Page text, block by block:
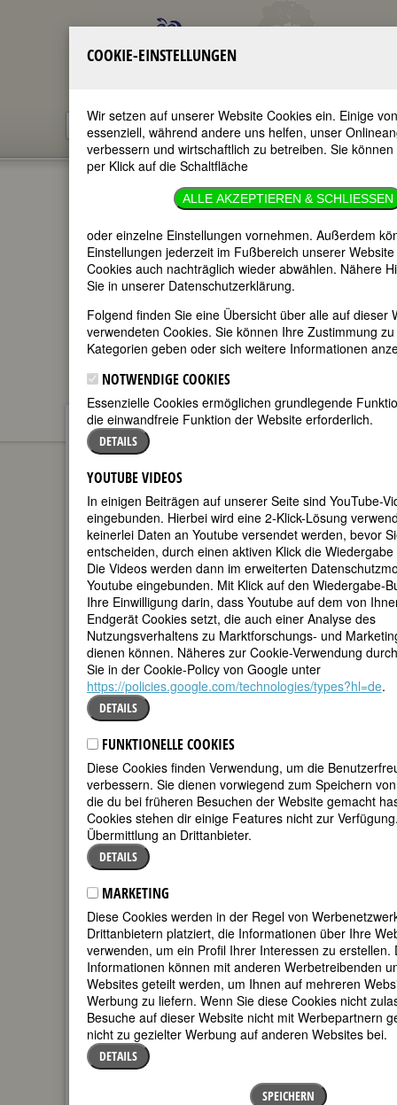
DOROTHEA
CHRISTIANE
ERXLEBEN
im ganzen Text
nur in Titeln
BIOGRAPHIEN
Erxleben
Christiane
Leporin
[Geburtsname])
geboren am 13. November 1715 in
Quedlinburg
gestorben am 13. Juni 1762 in
Quedlinburg
deutsche Ärztin
310. Geburtstag am 13. November
2025
Biografie•Zitate
BIOGRAFIE
teilen
tweet
mail
COOKIE-EINSTELLUNGEN
Wir setzen auf unserer Website Cookies ein. Einige
essenziell, während andere uns helfen, unser
verbessern und wirtschaftlich zu betreiben. Sie
per Klick auf die Schaltfläche
ALLE AKZEPTIEREN & SCHLIESSEN
oder einzelne Einstellungen vornehmen. Außerdem
Einstellungen jederzeit im Fußbereich unserer
Cookies auch nachträglich wieder abwählen. Nähere
Sie in unserer Datenschutzerklärung.
Folgend finden Sie eine Übersicht über alle auf dieser
verwendeten Cookies. Sie können Ihre Zustimmung
Kategorien geben oder sich weitere Informationen
NOTWENDIGE COOKIES
Essenzielle Cookies ermöglichen grundlegende
die einwandfreie Funktion der Website erforderlich.
DETAILS
YOUTUBE VIDEOS
In einigen Beiträgen auf unserer Seite sind YouTube-
eingebunden. Hierbei wird eine 2-Klick-Lösung
keinerlei Daten an Youtube versendet werden, bevor
entscheiden, durch einen aktiven Klick die
Die Videos werden dann im erweiterten
Youtube eingebunden. Mit Klick auf den Wiedergabe-
Ihre Einwilligung darin, dass Youtube auf dem von
Endgerät Cookies setzt, die auch einer Analyse des
Nutzungsverhaltens zu Marktforschungs- und
dienen können. Näheres zur Cookie-Verwendung
Sie in der Cookie-Policy von Google unter
https://policies.google.com/technologies/types?hl=de.
DETAILS
FUNKTIONELLE COOKIES
Diese Cookies finden Verwendung, um die
verbessern. Sie dienen vorwiegend zum Speichern
die du bei früheren Besuchen der Website gemacht
Cookies stehen dir einige Features nicht zur
Übermittlung an Drittanbieter.
DETAILS
MARKETING
Diese Cookies werden in der Regel von
Drittanbietern platziert, die Informationen über Ihre
verwenden, um ein Profil Ihrer Interessen zu erstellen.
Informationen können mit anderen Werbetreibenden
Websites geteilt werden, um Ihnen auf mehreren
Werbung zu liefern. Wenn Sie diese Cookies nicht
Besuche auf dieser Website nicht mit Werbepartnern
nicht zu gezielter Werbung auf anderen Websites bei.
DETAILS
SPEICHERN